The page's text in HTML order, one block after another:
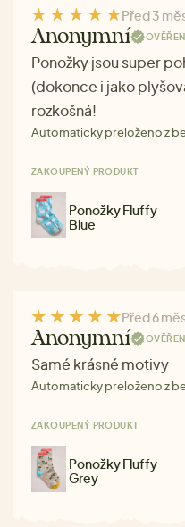
Před 3
Anonymní
Ponožky jsou super
(dokonce i jako
rozkošná!
Automaticky preloženo z
ZAKOUPENÝ PRODUKT
Ponožky Fluffy
Blue
Před 6
Anonymní
Samé krásné motivy
Automaticky preloženo z
ZAKOUPENÝ PRODUKT
Ponožky Fluffy
Grey